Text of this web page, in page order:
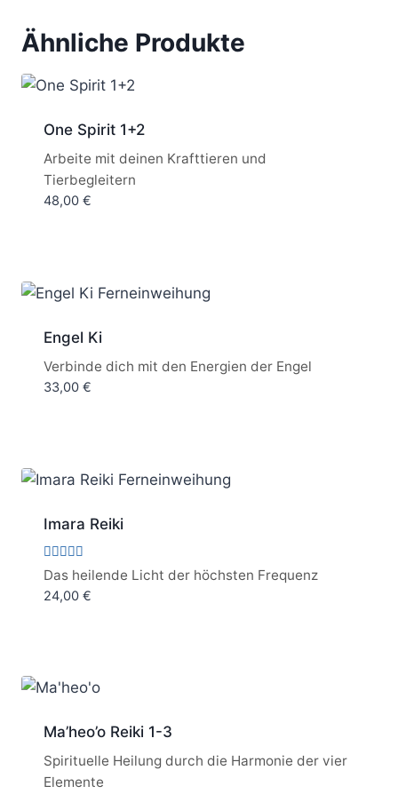
Ähnliche Produkte
One Spirit 1+2
Arbeite mit deinen Krafttieren und
Tierbegleitern
48,00 €
Engel Ki
Verbinde dich mit den Energien der Engel
33,00 €
Imara Reiki
Bewertet
mit
5.00
Das heilende Licht der höchsten Frequenz
24,00 €
Ma’heo’o Reiki 1-3
Spirituelle Heilung durch die Harmonie der vier
Elemente